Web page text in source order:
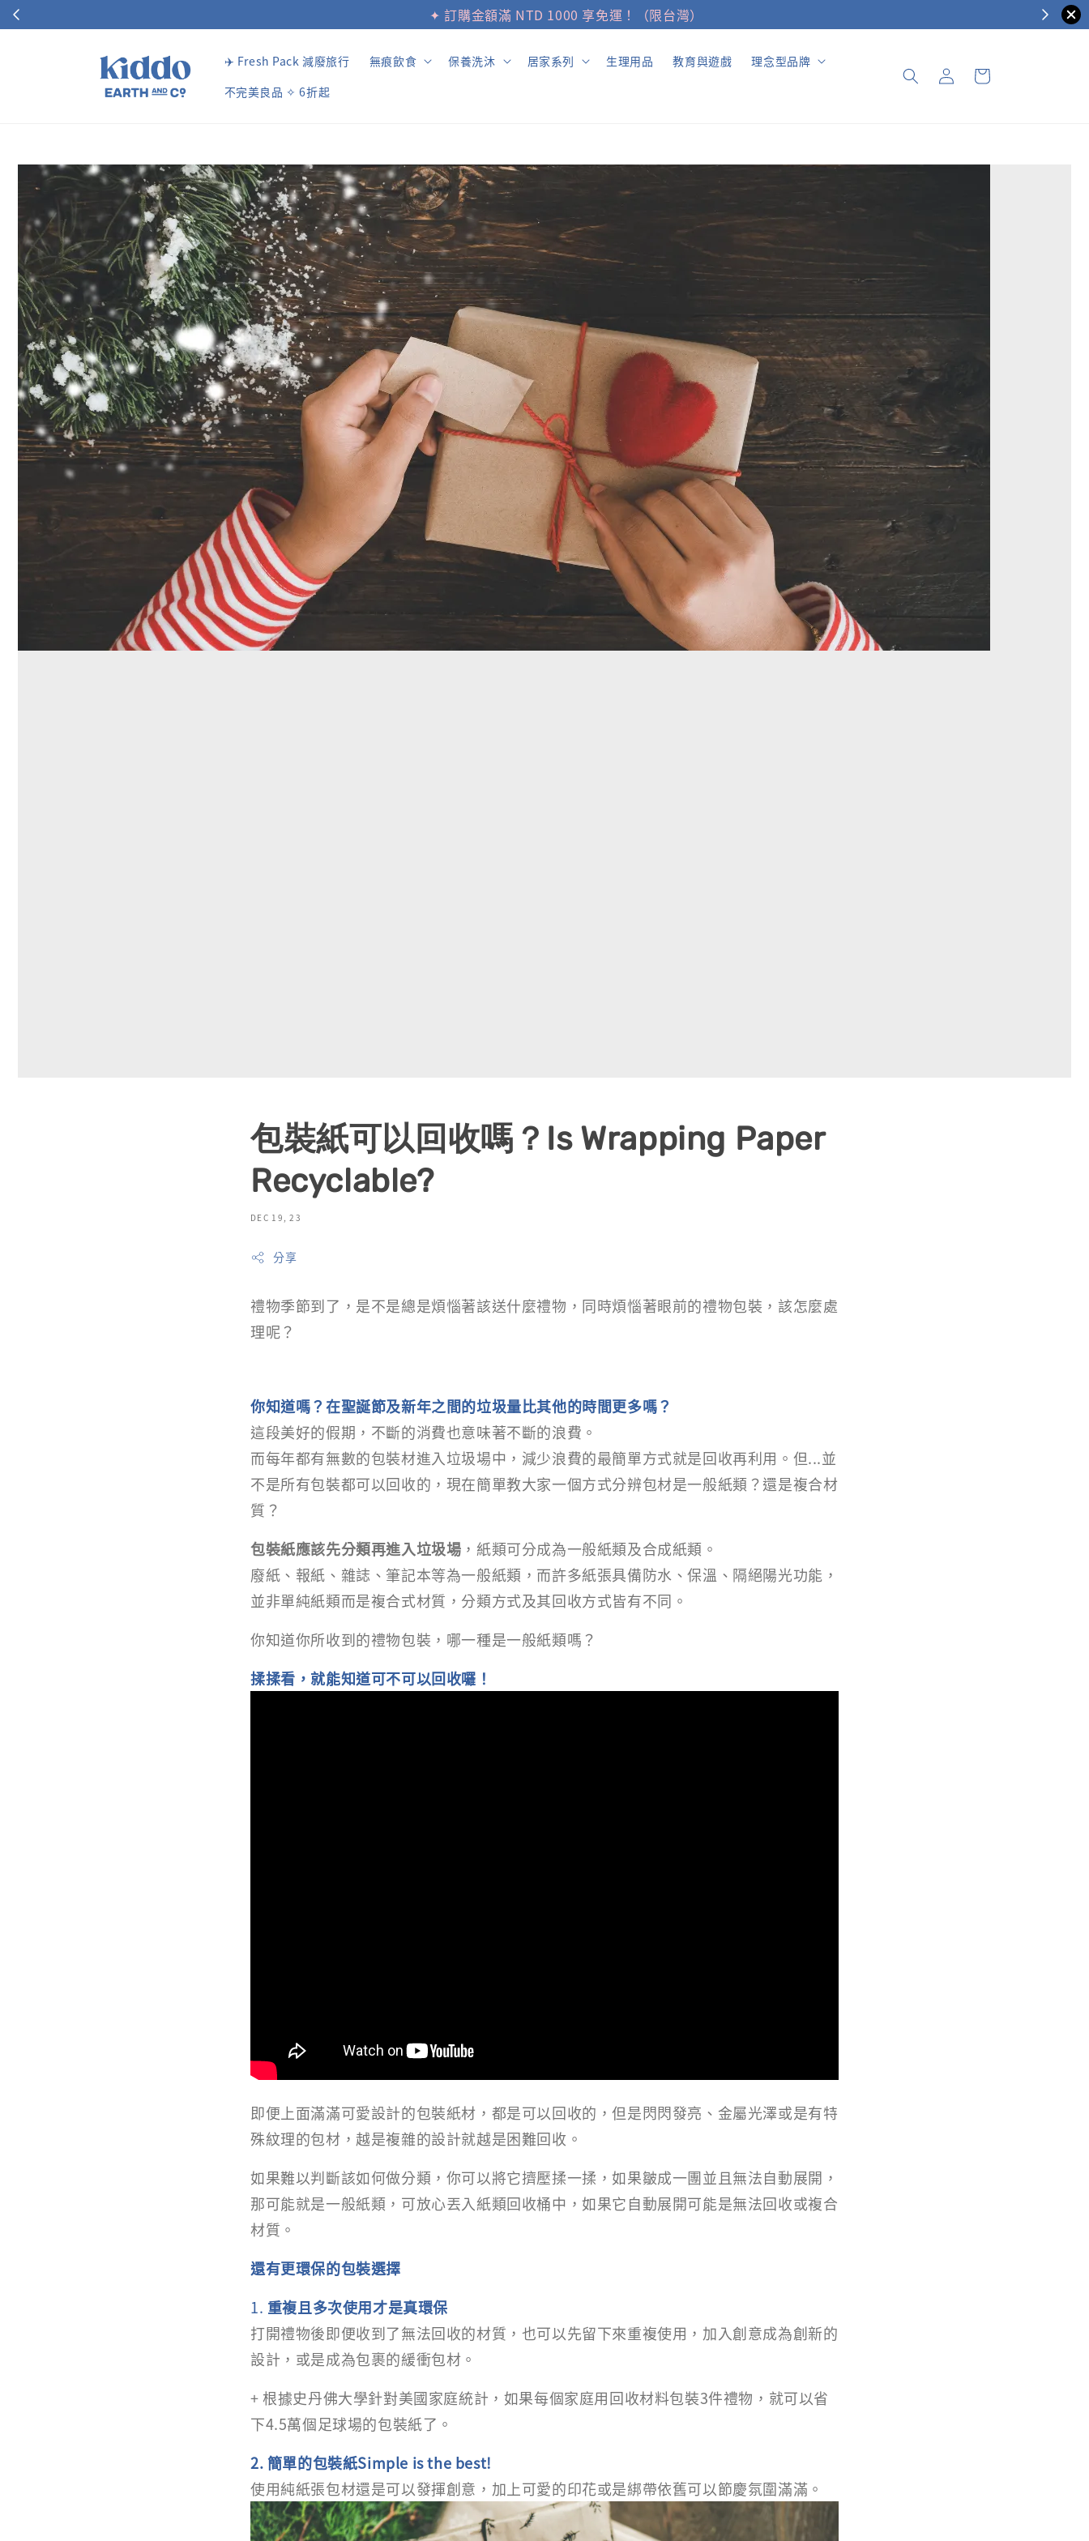
✦ 完成首筆訂單，領取購物金NTD$100 使用說明
✈️ Fresh Pack 減廢旅行 無痕飲食 保養洗沐 居家系列 生理用品 教育與遊戲
理念型品牌
不完美良品 ✧ 6折起
包裝紙可以回收嗎？Is Wrapping Paper
Recyclable?
DEC 19, 23
分享
禮物季節到了，是不是總是煩惱著該送什麼禮物，同時煩惱著眼前的禮物包裝，該怎麼處
理呢？
你知道嗎？在聖誕節及新年之間的垃圾量比其他的時間更多嗎？
這段美好的假期，不斷的消費也意味著不斷的浪費。
而每年都有無數的包裝材進入垃圾場中，減少浪費的最簡單方式就是回收再利用。但...並
不是所有包裝都可以回收的，現在簡單教大家一個方式分辨包材是一般紙類？還是複合材
質？
包裝紙應該先分類再進入垃圾場 ，紙類可分成為一般紙類及合成紙類。
廢紙、報紙、雜誌、筆記本等為一般紙類，而許多紙張具備防水、保溫、隔絕陽光功能，
並非單純紙類而是複合式材質，分類方式及其回收方式皆有不同。
你知道你所收到的禮物包裝，哪一種是一般紙類嗎？
揉揉看，就能知道可不可以回收囉！
即便上面滿滿可愛設計的包裝紙材，都是可以回收的，但是閃閃發亮、金屬光澤或是有特
殊紋理的包材，越是複雜的設計就越是困難回收。
如果難以判斷該如何做分類，你可以將它擠壓揉一揉，如果皺成一團並且無法自動展開，
那可能就是一般紙類，可放心丟入紙類回收桶中，如果它自動展開可能是無法回收或複合
材質。
還有更環保的包裝選擇
1. 重複且多次使用才是真環保
打開禮物後即便收到了無法回收的材質，也可以先留下來重複使用，加入創意成為創新的
設計，或是成為包裹的緩衝包材。
+ 根據史丹佛大學針對美國家庭統計，如果每個家庭用回收材料包裝3件禮物，就可以省
下4.5萬個足球場的包裝紙了。
2. 簡單的包裝紙Simple is the best!
使用純紙張包材還是可以發揮創意，加上可愛的印花或是綁帶依舊可以節慶氛圍滿滿。